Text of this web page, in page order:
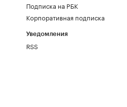
Подписка на РБК
Корпоративная подписка
Уведомления
RSS